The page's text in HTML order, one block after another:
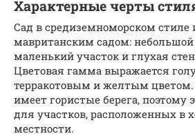
Характерные черты
Сад в средиземноморском стиле
мавританским садом: небольшой
маленький участок и глухая
Цветовая гамма выражается
терракотовым и желтым
имеет гористые берега, поэтому
для участков, расположенных в
местности.